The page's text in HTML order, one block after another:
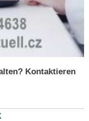
Kontaktieren